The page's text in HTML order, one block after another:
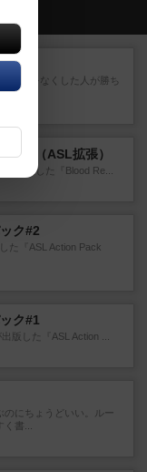
手札をなくした人が勝ち
常...
ラワ（ASL拡張）
が出版した『Blood Re...
ク#2
た『ASL Action Pack
ク#1
版した『ASL Action ...
のにちょうどいい。ルー
書...